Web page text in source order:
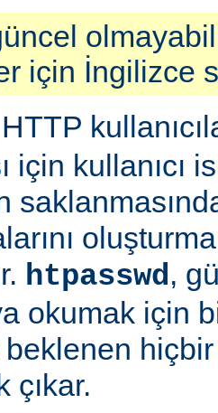
için İngilizce
için kullanıcı
htpasswd,
okumak için
çıkar.